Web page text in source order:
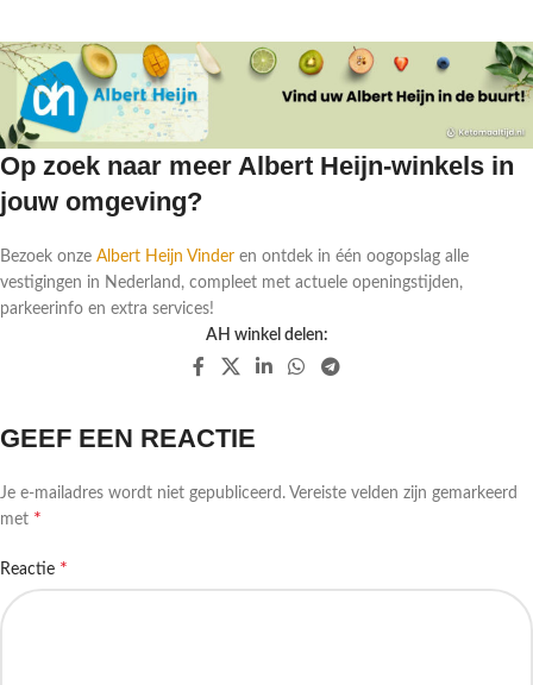
Op zoek naar meer Albert Heijn-winkels in
jouw omgeving?
Bezoek onze Albert Heijn Vinder en ontdek in één oogopslag alle
vestigingen in Nederland, compleet met actuele openingstijden,
parkeerinfo en extra services!
AH winkel delen:
GEEF EEN REACTIE
Je e-mailadres wordt niet gepubliceerd. Vereiste velden zijn gemarkeerd
met *
Reactie *